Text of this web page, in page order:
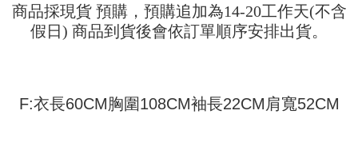
3. 実際の承認額、分割回数および費用については、後続の取引確認ページ
を基準とします。
4. 注文成立後30分以内に確認取引を行わない場合や審査が通過しない場
ウが表示されます。
2.SMSで認証してお支払い手続を進めてください。
3.注文するときのお支払いは不要です。商品はご指定の住所に配送されま
はアプリの通知に従って、4大コンビニ、またはATM/オンラインバンキン
配送方法
付款 後全家取貨
商品採現貨 預購，預購追加為14-20工作天(不含
假日) 商品到貨後會依訂單順序安排出貨。
F:衣長60CM胸圍108CM袖長22CM肩寬52CM